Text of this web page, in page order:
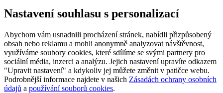
Nastavení souhlasu s personalizací
Abychom vám usnadnili procházení stránek, nabídli přizpůsobený
obsah nebo reklamu a mohli anonymně analyzovat návštěvnost,
využíváme soubory cookies, které sdílíme se svými partnery pro
sociální média, inzerci a analýzu. Jejich nastavení upravíte odkazem
"Upravit nastavení" a kdykoliv jej můžete změnit v patičce webu.
Podrobnější informace najdete v našich Zásadách ochrany osobních
údajů a používání souborů cookies.